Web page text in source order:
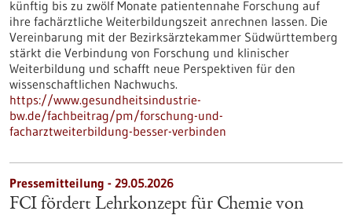
künftig bis zu zwölf Monate patientennahe Forschung auf
ihre fachärztliche Weiterbildungszeit anrechnen lassen. Die
Vereinbarung mit der Bezirksärztekammer Südwürttemberg
stärkt die Verbindung von Forschung und klinischer
Weiterbildung und schafft neue Perspektiven für den
wissenschaftlichen Nachwuchs.
https://www.gesundheitsindustrie-
bw.de/fachbeitrag/pm/forschung-und-
facharztweiterbildung-besser-verbinden
Pressemitteilung - 29.05.2026
FCI fördert Lehrkonzept für Chemie von